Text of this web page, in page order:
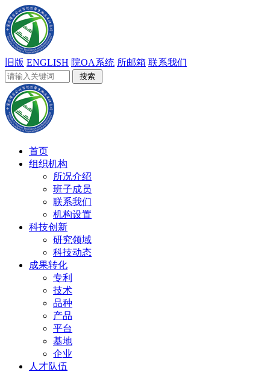
旧版 ENGLISH 院OA系统 所邮箱 联系我们
首页
组织机构
所况介绍
班子成员
联系我们
机构设置
科技创新
研究领域
科技动态
成果转化
专利
技术
品种
产品
平台
基地
企业
人才队伍